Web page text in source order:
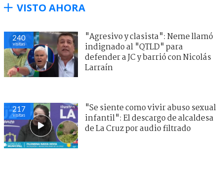
VISTO AHORA
240
visitas
"Agresivo y clasista": Neme llamó
indignado al "QTLD" para
defender a JC y barrió con Nicolás
Larraín
217
visitas
"Se siente como vivir abuso sexual
infantil": El descargo de alcaldesa
de La Cruz por audio filtrado